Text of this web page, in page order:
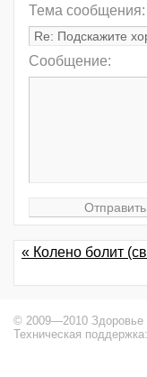
Тема сообщения:
Сообщение:
« Колено болит
© 2009—2010 Здоровье
Техническая поддержка: